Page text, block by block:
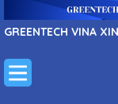
GREENTECH VINA